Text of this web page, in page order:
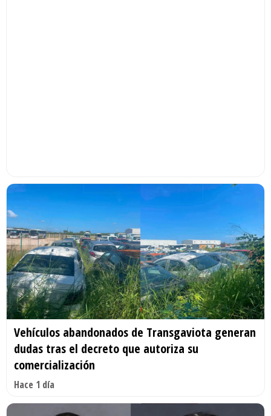
Vehículos abandonados de Transgaviota generan
dudas tras el decreto que autoriza su
comercialización
Hace 1 día